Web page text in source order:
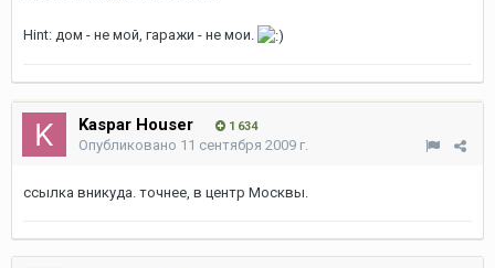
Hint: дом - не мой, гаражи - не мои.
Kaspar Houser 1 634
Опубликовано 11 сентября 2009 г.
ссылка вникуда. точнее, в центр Москвы.